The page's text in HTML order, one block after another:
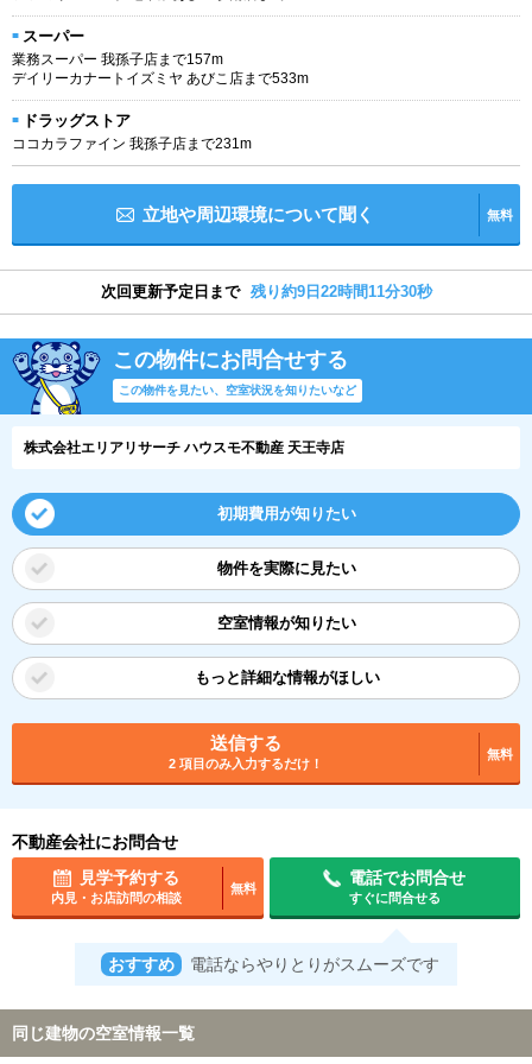
スーパー
業務スーパー 我孫子店まで157m
デイリーカナートイズミヤ あびこ店まで533m
ドラッグストア
ココカラファイン 我孫子店まで231m
立地や周辺環境について聞く 無料
次回更新予定日まで 残り約9日22時間11分29秒
この物件にお問合せする
この物件を見たい、空室状況を知りたいなど
株式会社エリアリサーチ ハウスモ不動産 天王寺店
初期費用が知りたい
物件を実際に見たい
空室情報が知りたい
もっと詳細な情報がほしい
送信する
2 項目のみ入力するだけ！
無料
不動産会社にお問合せ
見学予約する
内見・お店訪問の相談
無料
電話でお問合せ
すぐに問合せる
おすすめ 電話ならやりとりがスムーズです
同じ建物の空室情報一覧